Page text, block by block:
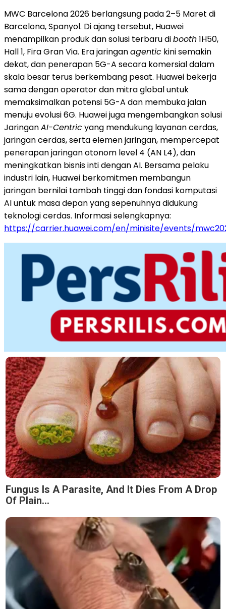
MWC Barcelona 2026 berlangsung pada 2–5 Maret di
Barcelona, Spanyol. Di ajang tersebut, Huawei
menampilkan produk dan solusi terbaru dibooth1H50,
Hall 1, Fira Gran Via. Era jaringanagentic kini semakin
dekat, dan penerapan 5G-A secara komersial dalam
skala besar terus berkembang pesat. Huawei bekerja
sama dengan operator dan mitra global untuk
memaksimalkan potensi 5G-A dan membuka jalan
menuju evolusi 6G. Huawei juga mengembangkan solusi
JaringanAI-Centricyang mendukung layanan cerdas,
jaringan cerdas, serta elemen jaringan, mempercepat
penerapan jaringan otonom level 4 (AN L4), dan
meningkatkan bisnis inti dengan AI. Bersama pelaku
industri lain, Huawei berkomitmen membangun
jaringan bernilai tambah tinggi dan fondasi komputasi
AI untuk masa depan yang sepenuhnya didukung
teknologi cerdas. Informasi selengkapnya:
https://carrier.huawei.com/en/minisite/events/
Fungus Is A Parasite, And It Dies From A Drop
Of Plain...